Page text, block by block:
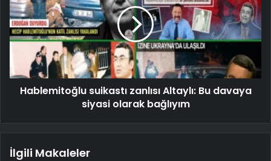
Hablemitoğlu suikastı zanlısı Altaylı: Bu davaya
siyasi olarak bağlıyım
İlgili Makaleler